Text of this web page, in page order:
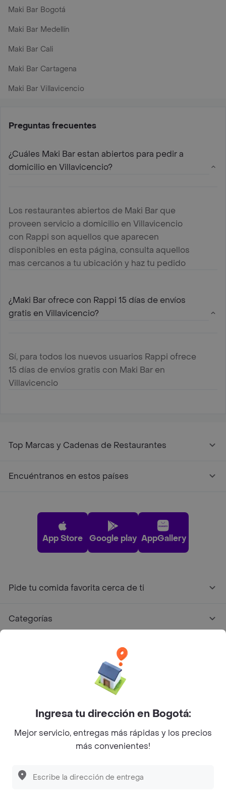
Descubre las PROMOCIONES que tenemos
Maki Bar Bogotá
Maki Bar Medellín
Maki Bar Cali
Maki Bar Cartagena
Maki Bar Villavicencio
Preguntas frecuentes
¿Cuáles Maki Bar estan abiertos para pedir a
domicilio en Villavicencio?
Los restaurantes abiertos de Maki Bar que
proveen servicio a domicilio en Villavicencio
con Rappi son aquellos que aparecen
disponibles en esta página, consulta aquellos
mas cercanos a tu ubicación y haz tu pedido
¿Maki Bar ofrece con Rappi 15 días de envíos
gratis en Villavicencio?
Sí, para todos los nuevos usuarios Rappi ofrece
15 días de envíos gratis con Maki Bar en
Villavicencio
Top Marcas y Cadenas de Restaurantes
Encuéntranos en estos países
App Store Google play AppGallery
Pide tu comida favorita cerca de ti
Categorías
Facebook
Twitter
Instagram
©2026Rappi Inc. All rights reserved.
Ingresa tu dirección en Bogotá:
Mejor servicio, entregas más rápidas y los precios
más convenientes!